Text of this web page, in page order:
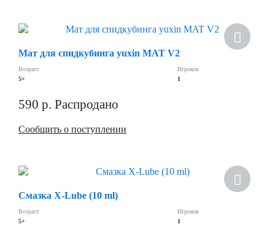
Мат для спидкубинга yuxin MAT V2
Возраст
5+
Игроков
1
590 р. Распродано
Сообщить о поступлении
Смазка X-Lube (10 ml)
Возраст
5+
Игроков
1